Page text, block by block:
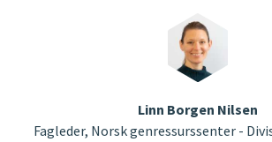
Linn Borgen Nilsen
Fagleder, Norsk genressurssenter -